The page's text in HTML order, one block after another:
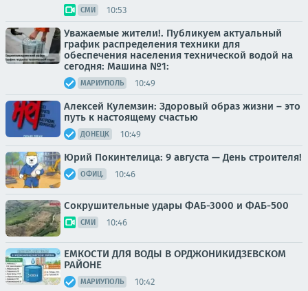
СМИ 10:53
Уважаемые жители!. Публикуем актуальный
график распределения техники для
обеспечения населения технической водой на
сегодня: Машина №1:
МАРИУПОЛЬ 10:49
Алексей Кулемзин: Здоровый образ жизни – это
путь к настоящему счастью
ДОНЕЦК 10:49
Юрий Покинтелица: 9 августа — День строителя!
ОФИЦ. 10:46
Сокрушительные удары ФАБ-3000 и ФАБ-500
СМИ 10:46
ЕМКОСТИ ДЛЯ ВОДЫ В ОРДЖОНИКИДЗЕВСКОМ
РАЙОНЕ
МАРИУПОЛЬ 10:42